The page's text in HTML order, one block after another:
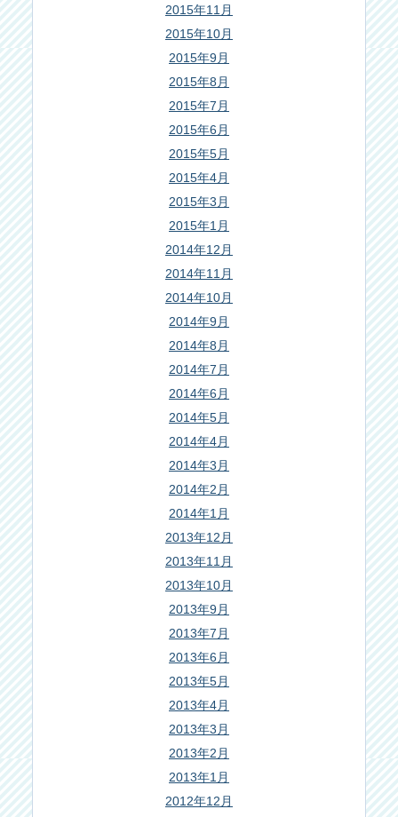
2015年11月
2015年10月
2015年9月
2015年8月
2015年7月
2015年6月
2015年5月
2015年4月
2015年3月
2015年1月
2014年12月
2014年11月
2014年10月
2014年9月
2014年8月
2014年7月
2014年6月
2014年5月
2014年4月
2014年3月
2014年2月
2014年1月
2013年12月
2013年11月
2013年10月
2013年9月
2013年7月
2013年6月
2013年5月
2013年4月
2013年3月
2013年2月
2013年1月
2012年12月